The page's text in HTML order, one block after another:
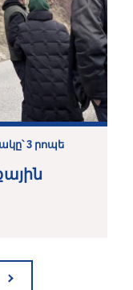
3 րոպե